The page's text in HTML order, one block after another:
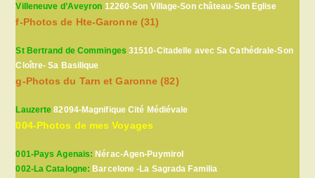
Villeneuve d’Aveyron 12260-Son Village-Son château-Son Eglise
f-Photos de Hte-Garonne (31)
St Bertrand de Comminges 31510-Citadelle avec Sa Cathédrale-Son
Cloître- Sa Basilique
g-Photos du Tarn et Garonne (82)
Lauzerte 82094-Magnifique Cité Médiévale
004-Photos de mes Voyages
001-Pays Agenais: Nérac-Agen-Puymirol
002-La Catalogne: Barcelone -La Sagrada Familia